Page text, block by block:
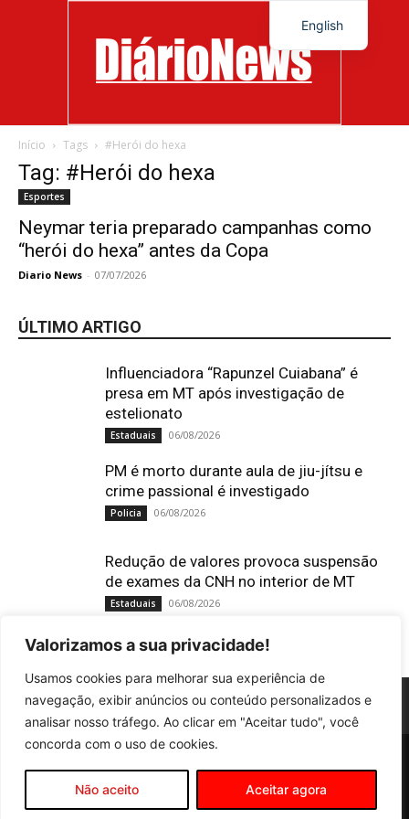
Valorizamos a sua privacidade!
Usamos cookies para melhorar sua experiência de
navegação, exibir anúncios ou conteúdo personalizados e
analisar nosso tráfego. Ao clicar em "Aceitar tudo", você
concorda com o uso de cookies.
Não aceito Aceitar agora
Diário
News
Início Tags #Herói do hexa
Tag: #Herói do hexa
Esportes
Neymar teria preparado campanhas como
“herói do hexa” antes da Copa
Diario News - 07/07/2026
ÚLTIMO ARTIGO
Influenciadora “Rapunzel Cuiabana” é
presa em MT após investigação de
estelionato
Estaduais 06/08/2026
PM é morto durante aula de jiu-jítsu e
crime passional é investigado
Policia 06/08/2026
Redução de valores provoca suspensão
de exames da CNH no interior de MT
Estaduais 06/08/2026
Mundo
Esportes Saúde Agropecuária Local
©
English